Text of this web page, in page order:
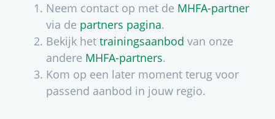
Neem contact op met de MHFA-partner
via de partners pagina.
Bekijk het trainingsaanbod van onze
andere MHFA-partners.
Kom op een later moment terug voor
passend aanbod in jouw regio.